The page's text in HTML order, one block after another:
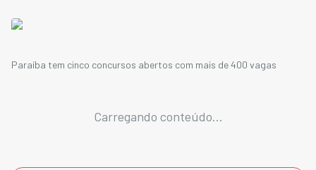
Paraíba tem cinco concursos abertos com mais de 400 vagas
Carregando conteúdo...